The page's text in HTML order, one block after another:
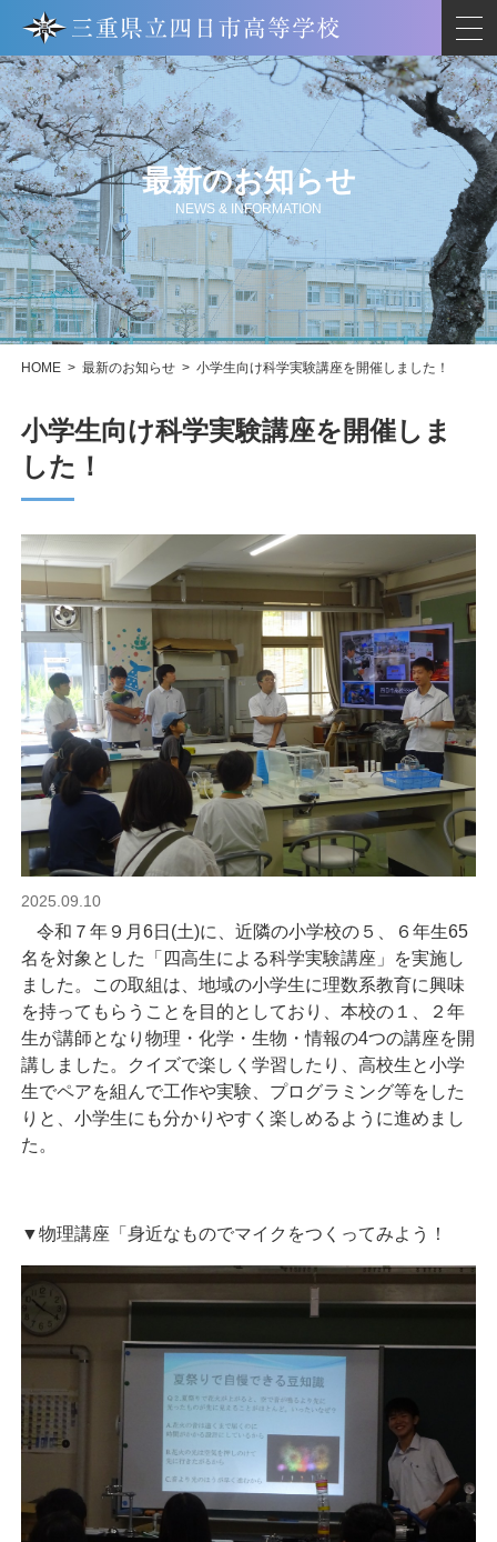
最新のお知らせ
NEWS & INFORMATION
HOME > 最新のお知らせ > 小学生向け科学実験講座を開催しました！
小学生向け科学実験講座を開催しま
した！
2025.09.10
令和７年９月 6日 (土)に、近隣の小学校の５、６年生65
名を対象とした「四高生による科学実験講座」を実施し
ました。この取組は、地域の小学生に理数系教育に興味
を持ってもらうことを目的としており、本校の１、２年
生が講師となり物理・化学・生物・情報の4つの講座を開
講しました。クイズで楽しく学習したり、高校生と小学
生でペアを組んで工作や実験、プログラミング等をした
りと、小学生にも分かりやすく楽しめるように進めまし
た。
▼物理講座「身近なものでマイクをつくってみよう！